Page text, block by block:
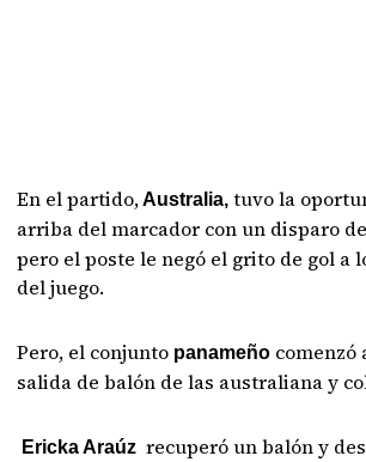
En el partido,Australia,tuvo la
arriba del marcador con un disparo de
pero el poste le negó el grito de gol a
del juego.
Pero, el conjunto panameño comenzó
salida de balón de las australiana y
Ericka Araúz recuperó un balón y